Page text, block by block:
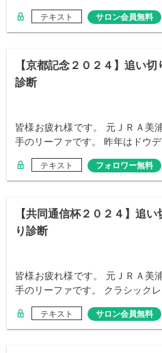
テキスト サロン会員無料
【京都記念２０２４】追い切
診断
皆様お疲れ様です。 元ＪＲＡ美
手のリーファです。 昨年はドウ
テキスト フォロワー無料
【共同通信杯２０２４】追い
り診断
皆様お疲れ様です。 元ＪＲＡ美
手のリーファです。 クラシック
テキスト サロン会員無料